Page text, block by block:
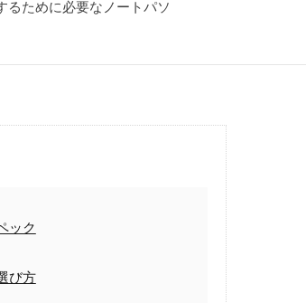
るために必要なノートパソ
ック
び方